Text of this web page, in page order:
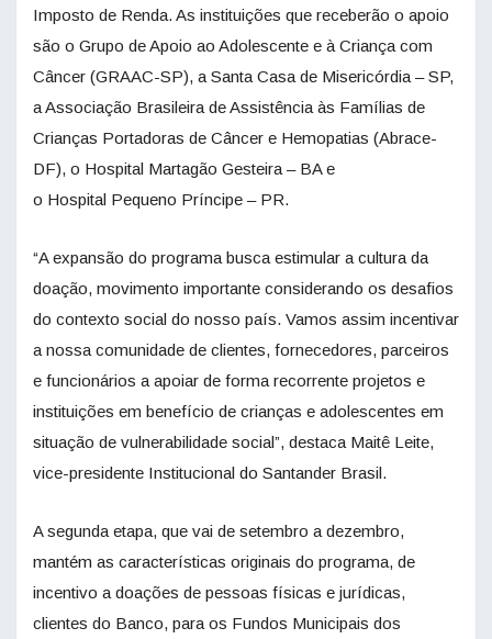
Imposto de Renda. As instituições que receberão o apoio
são o Grupo de Apoio ao Adolescente e à Criança com
Câncer (GRAAC-SP), a Santa Casa de Misericórdia – SP,
a Associação Brasileira de Assistência às Famílias de
Crianças Portadoras de Câncer e Hemopatias (Abrace-
DF), o Hospital Martagão Gesteira – BA e
o Hospital Pequeno Príncipe – PR.
“A expansão do programa busca estimular a cultura da
doação, movimento importante considerando os desafios
do contexto social do nosso país. Vamos assim incentivar
a nossa comunidade de clientes, fornecedores, parceiros
e funcionários a apoiar de forma recorrente projetos e
instituições em benefício de crianças e adolescentes em
situação de vulnerabilidade social”, destaca Maitê Leite,
vice-presidente Institucional do Santander Brasil.
A segunda etapa, que vai de setembro a dezembro,
mantém as características originais do programa, de
incentivo a doações de pessoas físicas e jurídicas,
clientes do Banco, para os Fundos Municipais dos